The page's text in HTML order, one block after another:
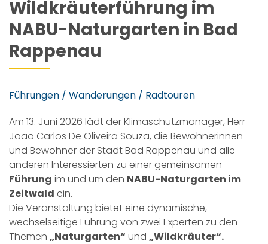
Wildkräuterführung im
NABU-Naturgarten in Bad
Rappenau
Führungen / Wanderungen / Radtouren
Am 13. Juni 2026 lädt der Klimaschutzmanager, Herr
Joao Carlos De Oliveira Souza, die Bewohnerinnen
und Bewohner der Stadt Bad Rappenau und alle
anderen Interessierten zu einer gemeinsamen
Führung im und um den NABU-Naturgarten im
Zeitwald ein.
Die Veranstaltung bietet eine dynamische,
wechselseitige Führung von zwei Experten zu den
Themen „Naturgarten“ und „Wildkräuter“.